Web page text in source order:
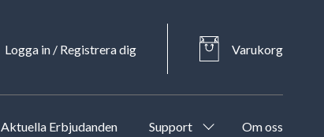
Logga in / Registrera dig Varukorg
Aktuella Erbjudanden Support Om oss